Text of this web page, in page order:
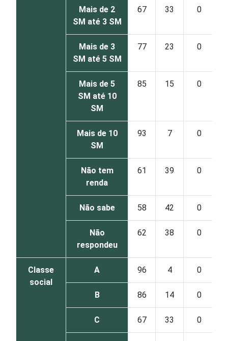
Mais de 2
SM até 3 SM
67 33 0
Mais de 3
SM até 5 SM
77 23 0
Mais de 5
SM até 10
SM
85 15 0
Mais de 10
SM
93 7 0
Não tem
renda
61 39 0
Não sabe 58 42 0
Não
respondeu
62 38 0
Classe
social
A 96 4 0
B 86 14 0
C 67 33 0